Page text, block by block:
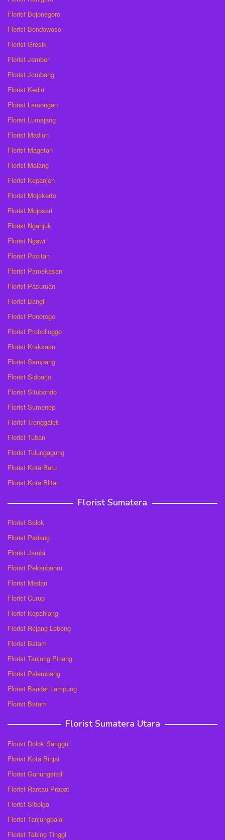
Florist Bojonegoro
Florist Bondowoso
Florist Gresik
Florist Jember
Florist Jombang
Florist Kediri
Florist Lamongan
Florist Lumajang
Florist Madiun
Florist Magetan
Florist Malang
Florist Kepanjen
Florist Mojokerto
Florist Mojosari
Florist Nganjuk
Florist Ngawi
Florist Pacitan
Florist Pamekasan
Florist Pasuruan
Florist Bangil
Florist Ponorogo
Florist Probolinggo
Florist Kraksaan
Florist Sampang
Florist Sidoarjo
Florist Situbondo
Florist Sumenep
Florist Trenggalek
Florist Tuban
Florist Tulungagung
Florist Kota Batu
Florist Kota Blitar
Florist Sumatera
Florist Solok
Florist Padang
Florist Jambi
Florist Pekanbanru
Florist Medan
Florist Curup
Florist Kepahiang
Florist Rejang Lebong
Florist Batam
Florist Tanjung Pinang
Florist Palembang
Florist Bandar Lampung
Florist Batam
Florist Sumatera Utara
Florist Dolok Sanggul
Florist Kota Binjai
Florist Gunungsitoli
Florist Rantau Prapat
Florist Sibolga
Florist Tanjungbalai
Florist Tebing Tinggi